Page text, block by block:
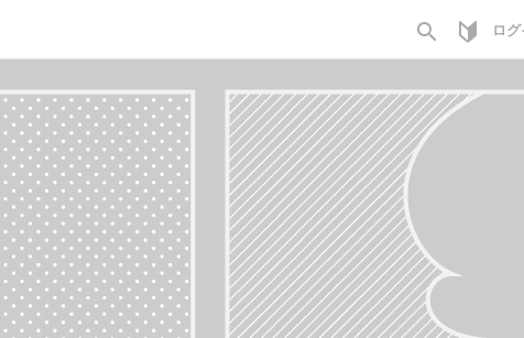
search ロ